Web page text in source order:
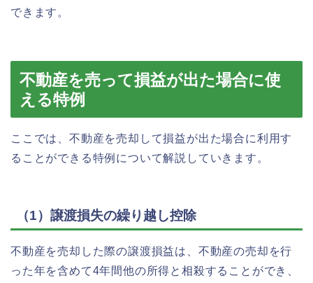
できます。
不動産を売って損益が出た場合に使
える特例
ここでは、不動産を売却して損益が出た場合に利用す
ることができる特例について解説していきます。
（1）譲渡損失の繰り越し控除
不動産を売却した際の譲渡損益は、不動産の売却を行
った年を含めて4年間他の所得と相殺することができ、